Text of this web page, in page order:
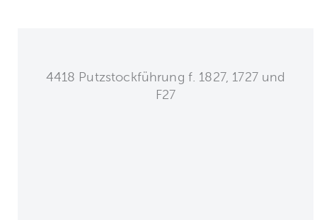
4418 Putzstockführung f. 1827, 1727 und
F27